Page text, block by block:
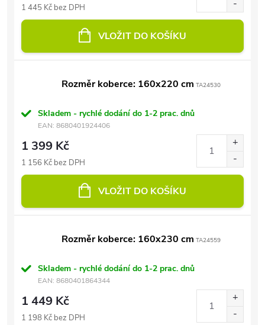
1 445 Kč bez DPH
VLOŽIT DO KOŠÍKU
Rozměr koberce: 160x220 cm TA24530
Skladem - rychlé dodání do 1-2 prac. dnů
EAN: 8680401924406
1 399 Kč
1 156 Kč bez DPH
VLOŽIT DO KOŠÍKU
Rozměr koberce: 160x230 cm TA24559
Skladem - rychlé dodání do 1-2 prac. dnů
EAN: 8680401864344
1 449 Kč
1 198 Kč bez DPH